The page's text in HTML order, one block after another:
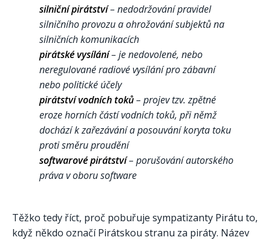
silniční pirátství– nedodržování pravidel
silničního provozu a ohrožování subjektů na
silničních komunikacích
pirátské vysílání– je nedovolené, nebo
neregulované radiové vysílání pro zábavní
nebo politické účely
pirátství vodních toků– projev tzv. zpětné
eroze horních částí vodních toků, při němž
dochází k zařezávání a posouvání koryta toku
proti směru proudění
softwarové pirátství– porušování autorského
práva v oboru software
Těžko tedy říct, proč pobuřuje sympatizanty Pirátu to,
když někdo označí Pirátskou stranu za piráty. Název